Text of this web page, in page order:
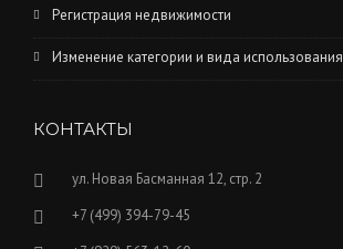
Регистрация недвижимости
Изменение категории и вида использования
КОНТАКТЫ
ул. Новая Басманная 12, стр. 2
+7 (499) 394-79-45